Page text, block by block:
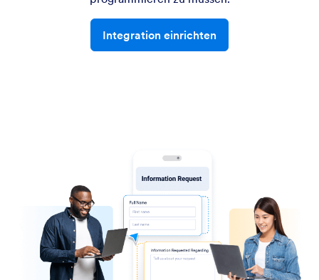
Integration einrichten